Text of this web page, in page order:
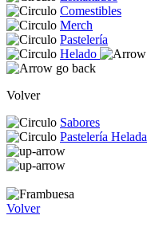
Comestibles
Merch
Pastelería
Helado
Volver
Sabores
Pastelería Helada
Volver